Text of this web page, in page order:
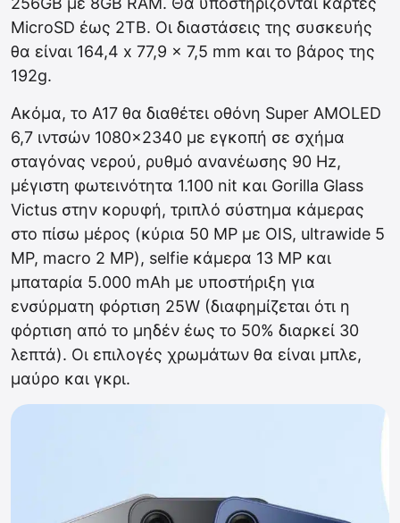
MicroSD έως 2TB. Οι διαστάσεις της συσκευής
θα είναι 164,4 x 77,9 x 7,5 mm και το βάρος της
192g.
Ακόμα, το A17 θα διαθέτει οθόνη Super AMOLED
6,7 ιντσών 1080×2340 με εγκοπή σε σχήμα
σταγόνας νερού, ρυθμό ανανέωσης 90 Hz,
μέγιστη φωτεινότητα 1.100 nit και Gorilla Glass
Victus στην κορυφή, τριπλό σύστημα κάμερας
στο πίσω μέρος (κύρια 50 MP με OIS, ultrawide 5
MP, macro 2 MP), selfie κάμερα 13 MP και
μπαταρία 5.000 mAh με υποστήριξη για
ενσύρματη φόρτιση 25W (διαφημίζεται ότι η
φόρτιση από το μηδέν έως το 50% διαρκεί 30
λεπτά). Οι επιλογές χρωμάτων θα είναι μπλε,
μαύρο και γκρι.